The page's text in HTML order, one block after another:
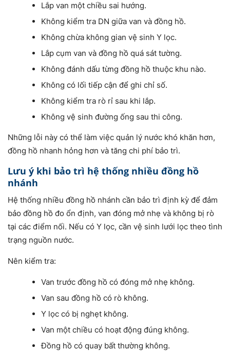
Lắp van một chiều sai hướng.
Không kiểm tra DN giữa van và đồng hồ.
Không chừa không gian vệ sinh Y lọc.
Lắp cụm van và đồng hồ quá sát tường.
Không đánh dấu từng đồng hồ thuộc khu nào.
Không có lối tiếp cận để ghi chỉ số.
Không kiểm tra rò rỉ sau khi lắp.
Không vệ sinh đường ống sau thi công.
Những lỗi này có thể làm việc quản lý nước khó khăn hơn,
đồng hồ nhanh hỏng hơn và tăng chi phí bảo trì.
Lưu ý khi bảo trì hệ thống nhiều đồng hồ
nhánh
Hệ thống nhiều đồng hồ nhánh cần bảo trì định kỳ để đảm
bảo đồng hồ đo ổn định, van đóng mở nhẹ và không bị rò
tại các điểm nối. Nếu có Y lọc, cần vệ sinh lưới lọc theo tình
trạng nguồn nước.
Nên kiểm tra:
Van trước đồng hồ có đóng mở nhẹ không.
Van sau đồng hồ có rò không.
Y lọc có bị nghẹt không.
Van một chiều có hoạt động đúng không.
Đồng hồ có quay bất thường không.